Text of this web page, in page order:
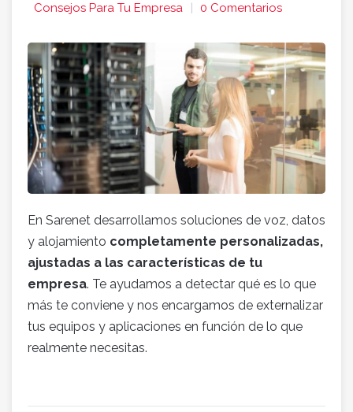
Consejos Para Tu Empresa
0 Comentarios
En Sarenet desarrollamos soluciones de voz, datos
y alojamiento completamente personalizadas,
ajustadas a las características de tu
empresa. Te ayudamos a detectar qué es lo que
más te conviene y nos encargamos de externalizar
tus equipos y aplicaciones en función de lo que
realmente necesitas.